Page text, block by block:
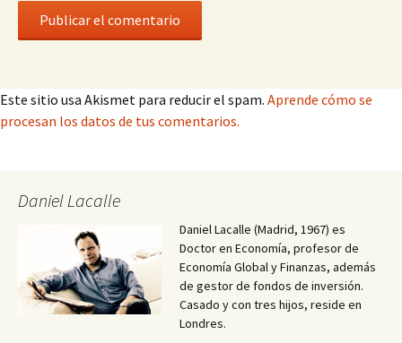
Este sitio usa Akismet para reducir el spam. Aprende cómo se
procesan los datos de tus comentarios.
Daniel Lacalle
Daniel Lacalle (Madrid, 1967) es
Doctor en Economía, profesor de
Economía Global y Finanzas, además
de gestor de fondos de inversión.
Casado y con tres hijos, reside en
Londres.